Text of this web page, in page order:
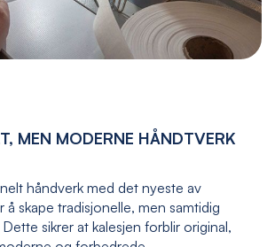
MEN MODERNE HÅNDTVERK
håndverk med det nyeste av
skape tradisjonelle, men samtidig
sikrer at kalesjen forblir original,